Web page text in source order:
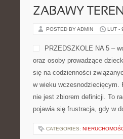
ZABAWY
POSTED BY ADMIN LUT -
PRZEDSZKOLE NA 5 –
oraz osoby prowadzące
się na codzienności
w wieku wczesnodziecięcym.
nie jest zbiorem definicji. To
pojawia się frustracja, gdy w
CATEGORIES: